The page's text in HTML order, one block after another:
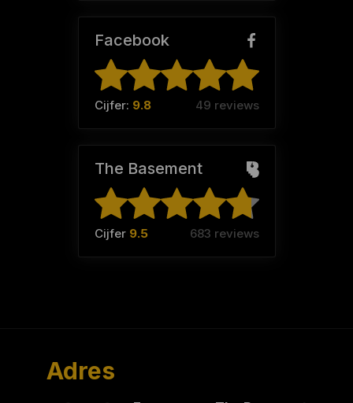
Facebook
Cijfer: 9.8 49 reviews
The Basement
Cijfer 9.5 683 reviews
Adres